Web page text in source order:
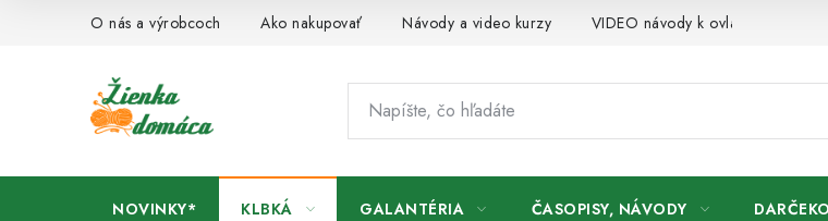
O nás a výrobcoch Ako nakupovať Návody a video kurzy VIDEO návody k ovládaniu e-shopu
NOVINKY* KLBKÁ GALANTÉRIA ČASOPISY, NÁVODY